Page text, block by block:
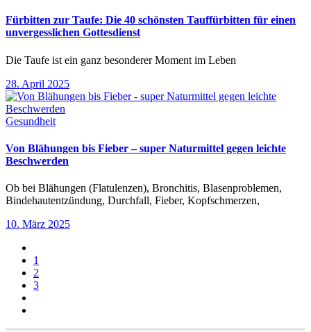
Fürbitten zur Taufe: Die 40 schönsten Tauffürbitten für einen
unvergesslichen Gottesdienst
Die Taufe ist ein ganz besonderer Moment im Leben
28. April 2025
Gesundheit
Von Blähungen bis Fieber – super Naturmittel gegen leichte
Beschwerden
Ob bei Blähungen (Flatulenzen), Bronchitis, Blasenproblemen,
Bindehautentzündung, Durchfall, Fieber, Kopfschmerzen,
10. März 2025
1
2
3